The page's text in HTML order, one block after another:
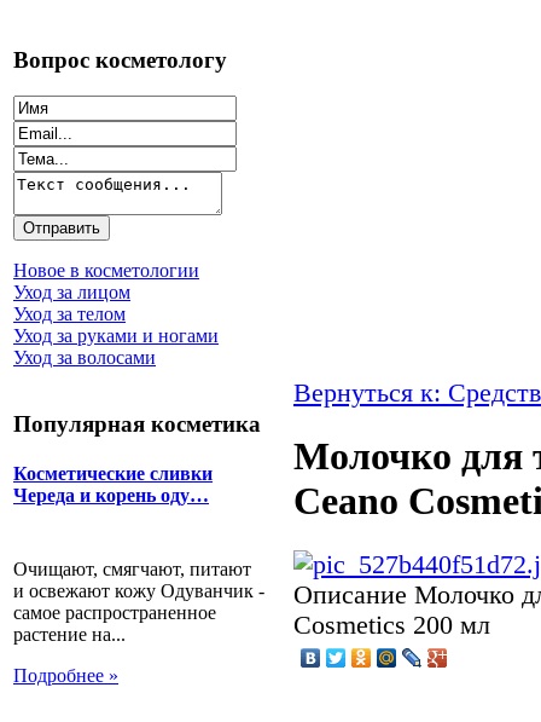
Вопрос косметологу
Новое в косметологии
Уход за лицом
Уход за телом
Уход за руками и ногами
Уход за волосами
Популярная косметика
Косметические сливки
Череда и корень оду…
Очищают, смягчают, питают
и освежают кожу Одуванчик -
самое распространенное
растение на...
Подробнее »
Вернуться к:
Молочко для
Ceano
Описание Молочко
Cosmetics 200 мл